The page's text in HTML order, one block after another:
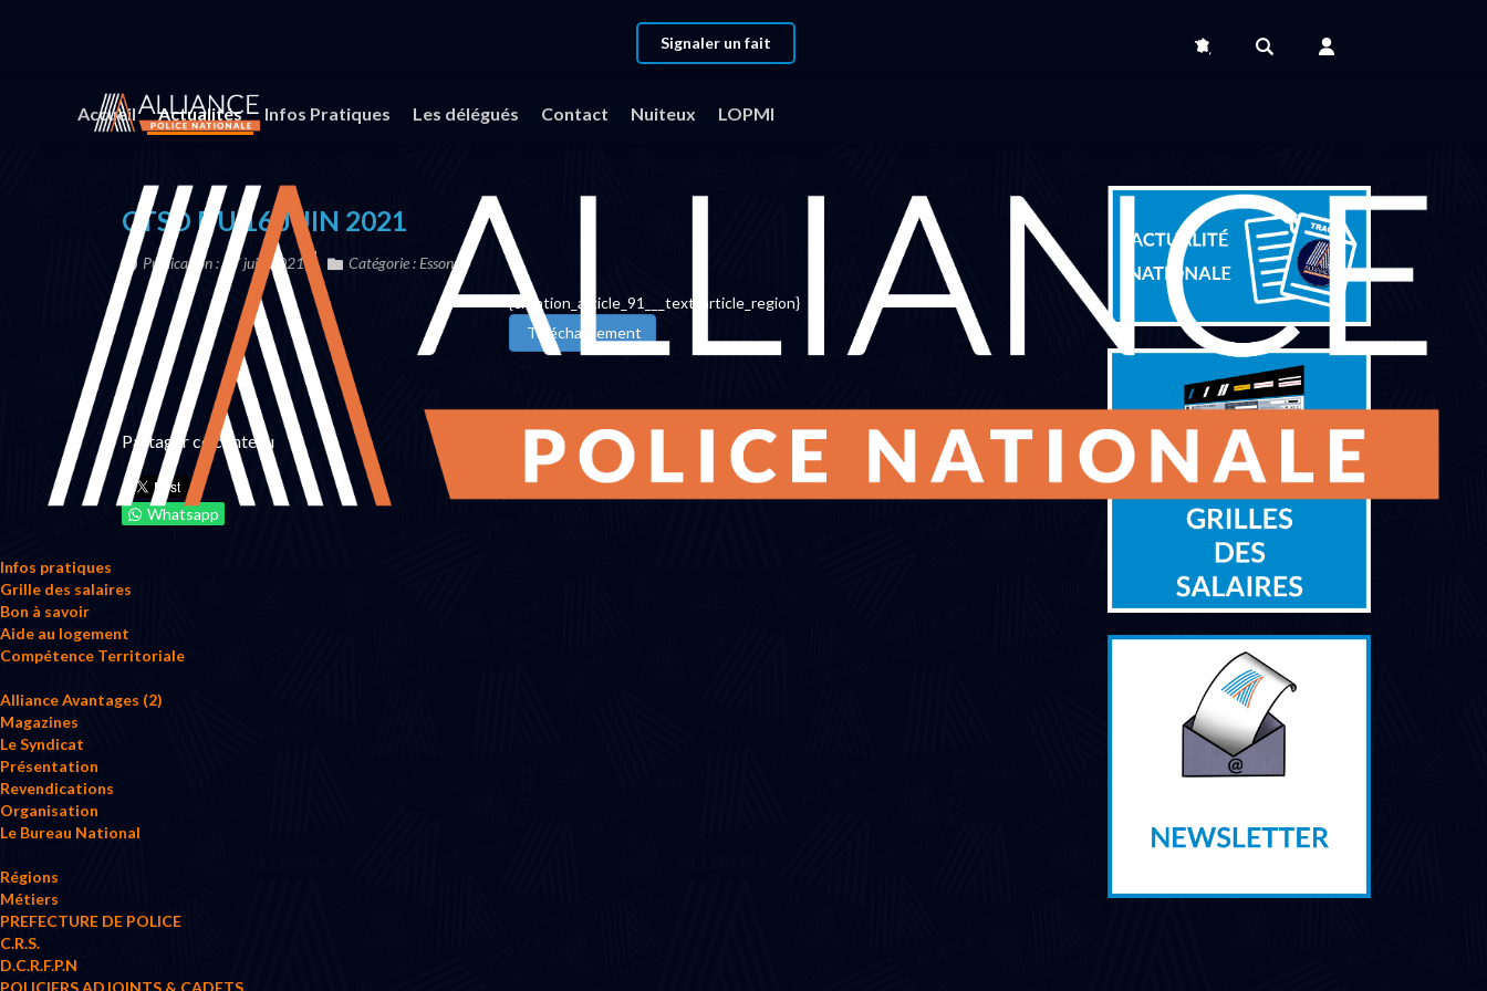
Signaler un fait
Accueil Actualités Infos Pratiques Les délégués Contact Nuiteux LOPMI
Infos pratiques
Grille des salaires
Bon à savoir
Aide au logement
Compétence Territoriale
Alliance Avantages (2)
Magazines
Le Syndicat
Présentation
Revendications
Organisation
Le Bureau National
Régions
Métiers
PREFECTURE DE POLICE
C.R.S.
D.C.R.F.P.N
Vous êtes ici : Accueil
CTSD DU 16 JUIN 2021
Publication : 17 juin 2021 Catégorie :Essonne
{creation_article_91___text_article_region}
Téléchargement
Partager ce contenu
Whatsapp